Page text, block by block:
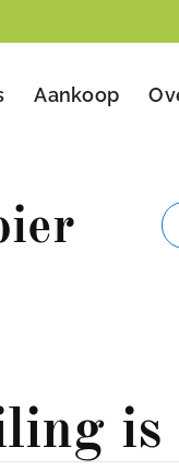
Aankoop
is